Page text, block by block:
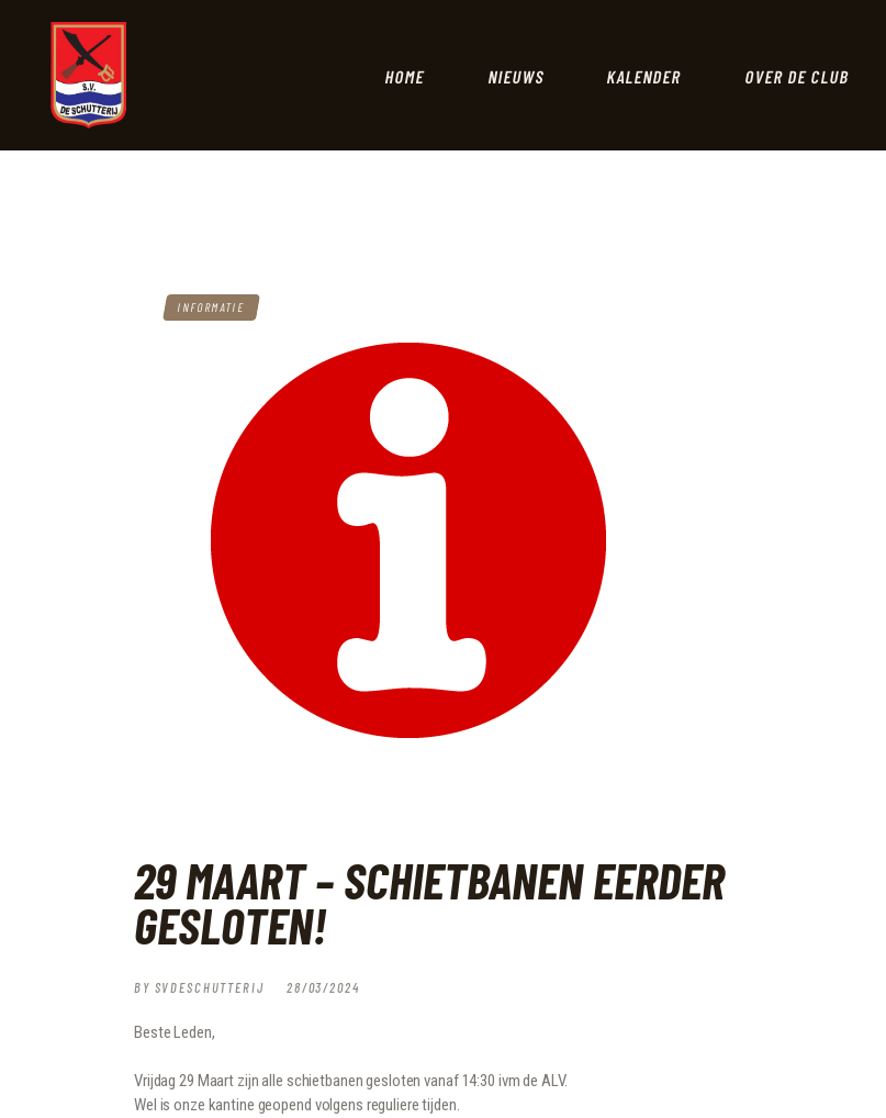
HOME NIEUWS KALENDER OVER DE CLUB
NIEUWS
INFORMATIE
29 MAART – SCHIETBANEN EERDER
GESLOTEN!
BY SVDESCHUTTERIJ 28/03/2024
Beste Leden,
Vrijdag 29 Maart zijn alle schietbanen gesloten vanaf 14:30 ivm de ALV.
Wel is onze kantine geopend volgens reguliere tijden.